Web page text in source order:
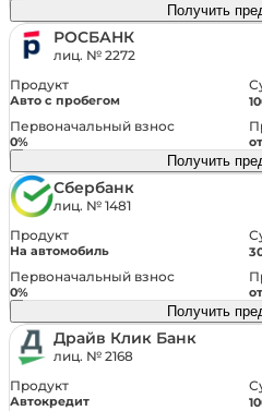
Бортовой компьютер
Система выбора режима
Открытие багажника без
Электропривод зеркал
Электропривод крышки
Электростеклоподъемники
Электростеклоподъемники
Электронная приборная
Система доступа без ключа
Климат-контроль
Дистанционный запуск
Запуск двигателя с кнопки
Система «старт-стоп»
Усилитель руля
Салон
Получить
РОСБАНК
лиц. № 2272
Продукт
Авто с пробегом
Первоначальный взнос
0%
Получить
Сбербанк
лиц. № 1481
Продукт
На автомобиль
Первоначальный взнос
0%
Получить
Драйв Клик Банк
лиц. № 2168
Продукт
Автокредит